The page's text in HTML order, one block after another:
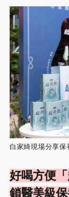
白家綺現場分享
好喝方便
鎖醫美級